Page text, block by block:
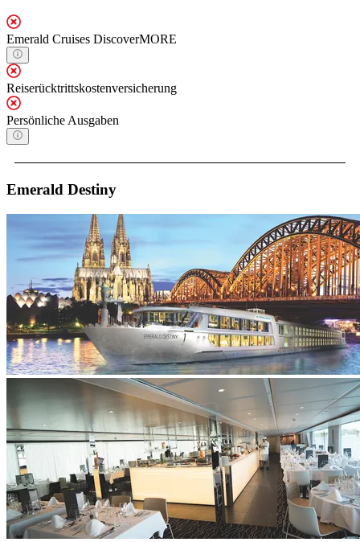
Emerald Cruises DiscoverMORE
Reiserücktrittskostenversicherung
Persönliche Ausgaben
Emerald Destiny